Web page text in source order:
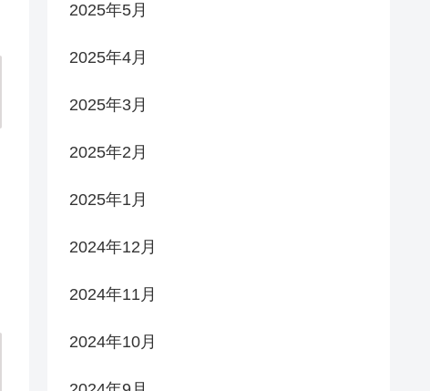
2025年5月
2025年4月
2025年3月
2025年2月
2025年1月
2024年12月
2024年11月
2024年10月